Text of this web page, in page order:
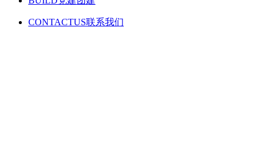
CONTACTUS联系我们